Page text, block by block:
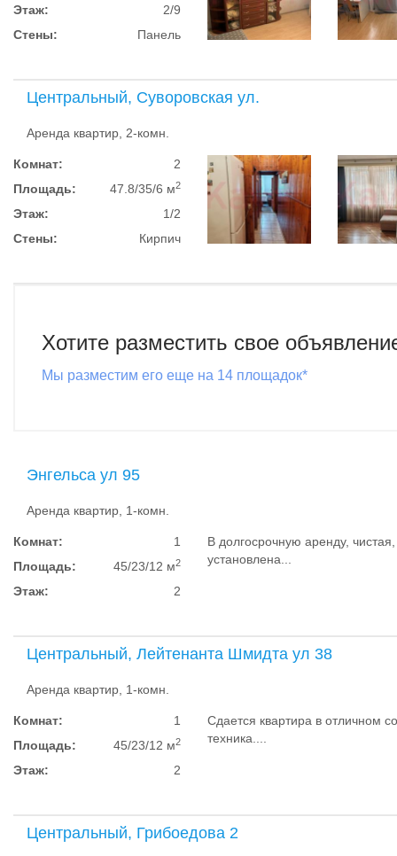
Этаж:
2/9
Стены:
Панель
Центральный, Суворовская ул.
Аренда квартир, 2-комн.
Комнат:
2
Площадь:
47.8/35/6 м2
Этаж:
1/2
Стены:
Кирпич
Хотите разместить свое
Мы разместим его еще на 14 площадок*
Энгельса ул 95
Аренда квартир, 1-комн.
Комнат:
1
Площадь:
45/23/12 м2
Этаж: 2
В долгосрочную аренду,
установлена...
Центральный, Лейтенанта Шмидта ул 38
Аренда квартир, 1-комн.
Комнат:
1
Площадь:
45/23/12 м2
Этаж: 2
Сдается квартира в отличном
техника....
Центральный, Грибоедова 2